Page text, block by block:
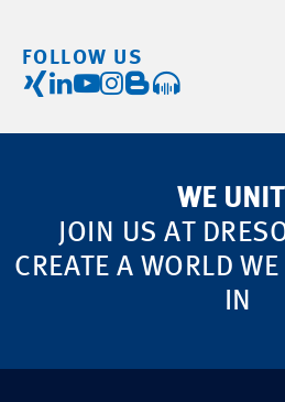
FOLLOW US
WE
JOIN US AT
CREATE A WORLD
IN